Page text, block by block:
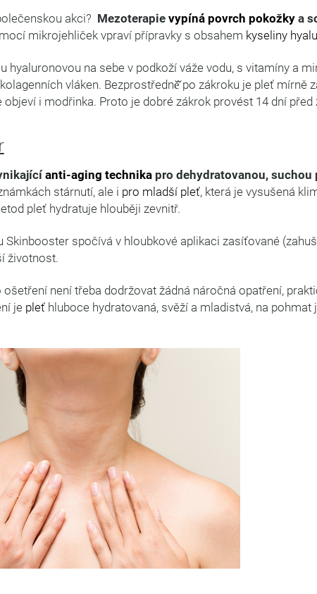
akci? Mezoterapie vypíná povrch pokožkya
mikrojehliček vpraví přípravky s obsahem kyseliny
hyaluronovou na sebe v podkoží váže vodu, s vitamíny a
vláken. Bezprostředně̌ po zákroku je pleť mírně
objeví i modřinka. Proto je dobré zákrok provést 14 dní před
anti-aging technikapro dehydratovanou, suchou
stárnutí, ale i pro mladší pleť, která je vysušená
pleť hydratuje hlouběji zevnitř.
Skinbooster spočívá v hloubkové aplikaci zasíťované
životnost.
ošetření není třeba dodržovat žádná náročná opatření,
je pleťhluboce hydratovaná, svěží a mladistvá, na pohmat